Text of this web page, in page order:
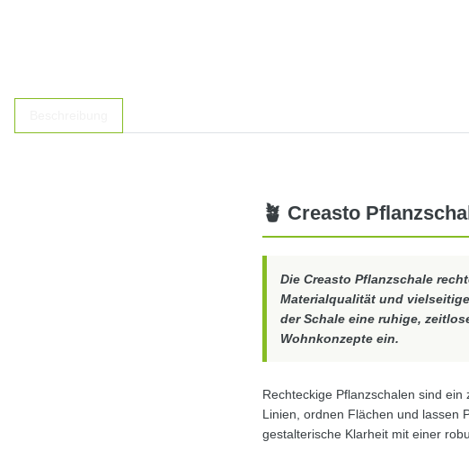
🪴 Creasto
Die Creasto Pflanzschale
Materialqualität und
der Schale eine ruhige,
Wohnkonzepte ein.
Rechteckige Pflanzschalen sind
Linien, ordnen Flächen und lassen
gestalterische Klarheit mit einer